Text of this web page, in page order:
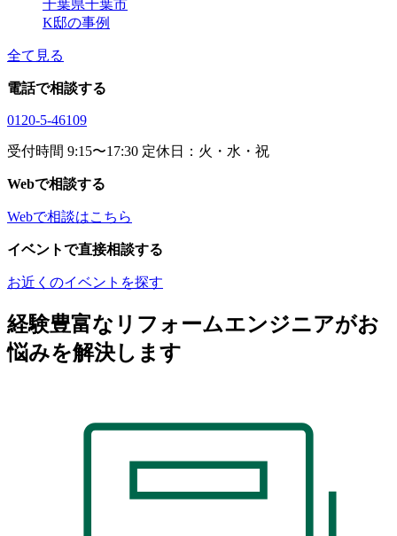
千葉県千葉市
K邸の事例
全て見る
電話で相談する
0120-5-46109
受付時間 9:15〜17:30 定休日：火・水・祝
Webで相談する
Webで相談はこちら
イベントで直接相談する
お近くのイベントを探す
経験豊富なリフォームエンジニアがお
悩みを解決します